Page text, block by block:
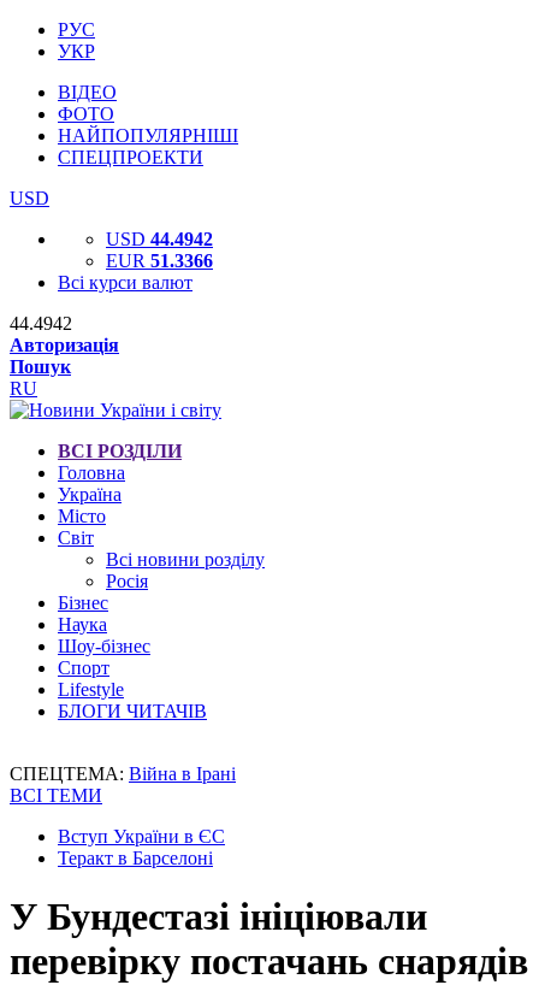
РУС
УКР
ВІДЕО
ФОТО
НАЙПОПУЛЯРНІШІ
СПЕЦПРОЕКТИ
USD
USD 44.4942
EUR 51.3366
Всі курси валют
44.4942
Авторизація
Пошук
RU
ВСІ РОЗДІЛИ
Головна
Україна
Місто
Світ
Всі новини розділу
Росія
Бізнес
Наука
Шоу-бізнес
Спорт
Lifestyle
БЛОГИ ЧИТАЧІВ
СПЕЦТЕМА: Війна в Ірані
ВСІ ТЕМИ
Вступ України в ЄС
Теракт в Барселоні
У Бундестазі ініціювали
перевірку постачань снарядів